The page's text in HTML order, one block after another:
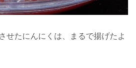
せたにんにくは、まるで揚げたよ